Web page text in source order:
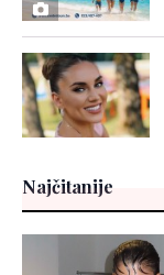
Najčitanije